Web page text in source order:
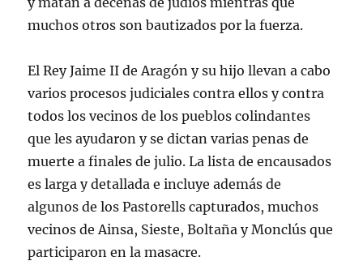
muchos otros son bautizados por la fuerza.
El Rey Jaime II de Aragón y su hijo llevan a cabo
varios procesos judiciales contra ellos y contra
todos los vecinos de los pueblos colindantes
que les ayudaron y se dictan varias penas de
muerte a finales de julio. La lista de encausados
es larga y detallada e incluye además de
algunos de los Pastorells capturados, muchos
vecinos de Ainsa, Sieste, Boltaña y Monclús que
participaron en la masacre.